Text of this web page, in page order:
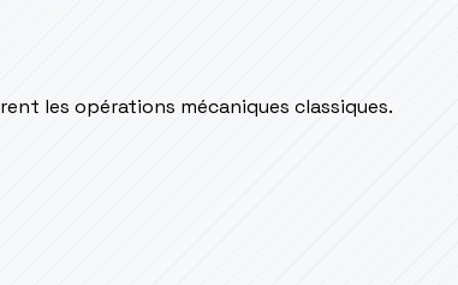
les opérations mécaniques classiques.